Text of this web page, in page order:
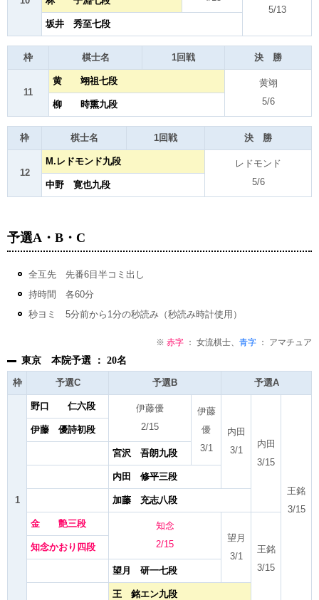
5/13
坂井 秀至七段
枠 棋士名 1回戦 決 勝
11
黄 翊祖七段
黄翊
5/6
柳 時熏九段
枠 棋士名 1回戦 決 勝
12
M.レドモンド九段
レドモンド
5/6
中野 寛也九段
予選A・B・C
全互先 先番6目半コミ出し
持時間 各60分
秒ヨミ 5分前から1分の秒読み（秒読み時計使用）
※ 赤字 ： 女流棋士、 青字 ： アマチュア
東京 本院予選 ： 20名
枠 予選C 予選B 予選A
1
野口 仁六段
伊藤優
2/15
伊藤
優
3/1
内田
3/1
内田
3/15
王銘
3/15
伊藤 優詩初段
宮沢 吾朗九段
内田 修平三段
加藤 充志八段
金 艶三段
知念
2/15
望月
3/1
王銘
3/15
知念かおり四段
望月 研一七段
王 銘エン九段